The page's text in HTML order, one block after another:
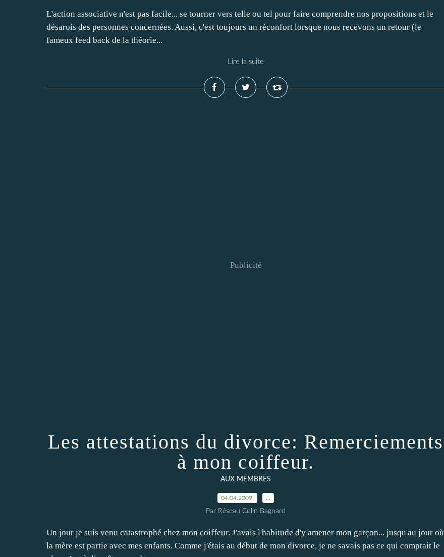
L'action associative n'est pas facile... se tourner vers telle ou tel pour faire comprendre nos propositions et le
désarois des personnes concernées. Aussi, c'est toujours un réconfort lorsque nous recevons un retour (le
fameux feed back de la théorie...
Lire la suite
Publicité
Les attestations du divorce: Remerciements
à mon coiffeur.
AUX MEMBRES
04.04.2009
Par Réseau Colin Bagnard
Un jour je suis venu catastrophé chez mon coiffeur. J'avais l'habitude d'y amener mon garçon... jusqu'au jour où
la mère est partie avec mes enfants. Comme j'étais au début de mon divorce, je ne savais pas ce qui comptait le